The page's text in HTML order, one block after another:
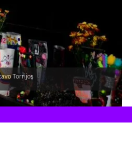
Torrijos
el artículo